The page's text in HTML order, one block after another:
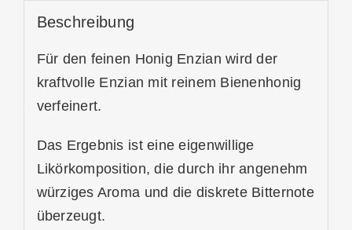
Beschreibung
Für den feinen Honig Enzian wird der
kraftvolle Enzian mit reinem Bienenhonig
verfeinert.
Das Ergebnis ist eine eigenwillige
Likörkomposition, die durch ihr angenehm
würziges Aroma und die diskrete Bitternote
überzeugt.